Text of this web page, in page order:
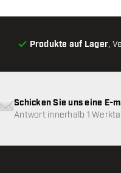
Produkte auf Lager,
Schicken Sie uns eine E-
Antwort innerhalb 1